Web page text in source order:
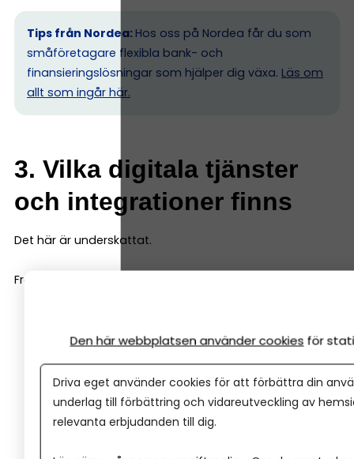
Tips från Nordea: Hos oss på Nordea får du som
småföretagare flexibla bank- och
finansieringslösningar som hjälper dig växa. Läs om
allt som ingår här.
3. Vilka digitala tjänster
och integrationer finns
Det här är underskattat.
Fråga dig:
bokföringsprogram?
Har de en smidig app för företagare?
Är det enkelt att attestera betalningar (om du nu
gör det via banken)?
Hur fungerar Swish, kort och e-handel? Vilka
Den här webbplatsen använder cookies för
Driva eget använder cookies för att förbättra din
underlag till förbättring och vidareutveckling av
relevanta erbjudanden till dig.